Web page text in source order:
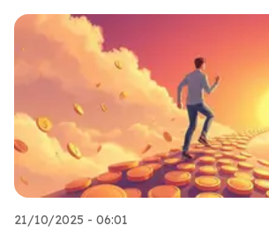
21/10/2025 - 06:01